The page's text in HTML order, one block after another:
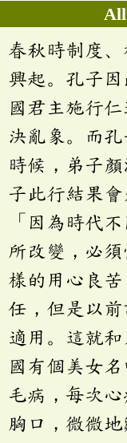
春秋時制度
興起。孔子
國君主施行
決亂象。而
時候，弟子
子此行結果
「因為時代
所改變，必
樣的用心良
任，但是以
適用。這就
國有個美女
毛病，每次
胸口，微微